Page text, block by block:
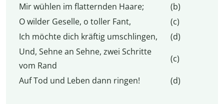
Mir wühlen im flatternden Haare;
(b)
O wilder Geselle, o toller Fant,
(c)
Ich möchte dich kräftig umschlingen,
(d)
Und, Sehne an Sehne, zwei Schritte
vom Rand
(c)
Auf Tod und Leben dann ringen!
(d)